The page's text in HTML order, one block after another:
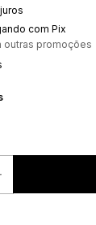
com Pix
outras promoções